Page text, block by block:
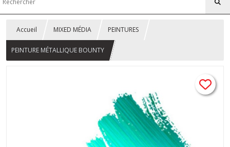
Accueil MIXED MÉDIA PEINTURES
PEINTURE MÉTALLIQUE BOUNTY